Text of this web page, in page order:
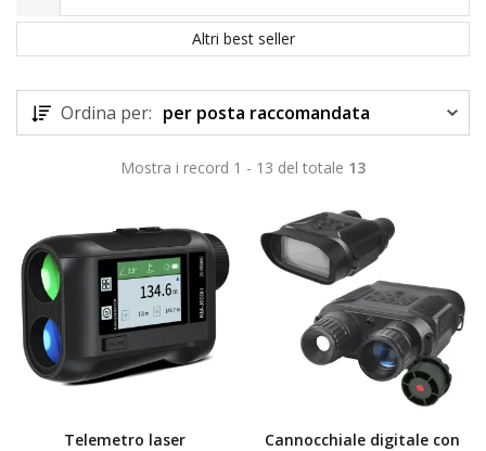
Altri best seller
Ordina per: per posta raccomandata
Mostra i record 1 - 13 del totale 13
Telemetro laser
Cannocchiale digitale con